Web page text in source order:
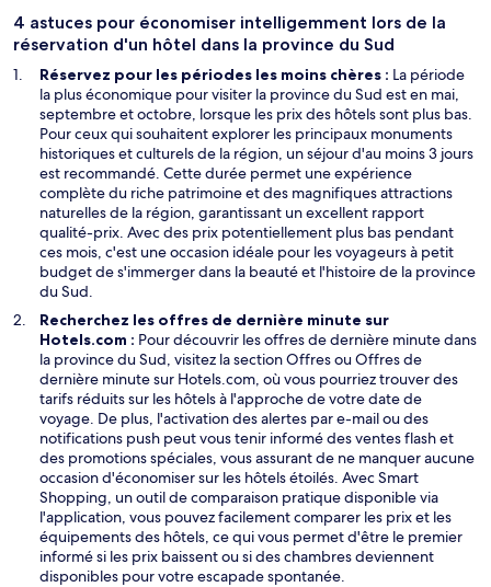
r
e
4 astuces pour économiser intelligemment lors de la
réservation d'un hôtel dans la province du Sud
Réservez pour les périodes les moins chères : La période
la plus économique pour visiter la province du Sud est en mai,
septembre et octobre, lorsque les prix des hôtels sont plus bas.
Pour ceux qui souhaitent explorer les principaux monuments
historiques et culturels de la région, un séjour d'au moins 3 jours
est recommandé. Cette durée permet une expérience
complète du riche patrimoine et des magnifiques attractions
naturelles de la région, garantissant un excellent rapport
qualité-prix. Avec des prix potentiellement plus bas pendant
ces mois, c'est une occasion idéale pour les voyageurs à petit
budget de s'immerger dans la beauté et l'histoire de la province
du Sud.
Recherchez les offres de dernière minute sur
Hotels.com : Pour découvrir les offres de dernière minute dans
la province du Sud, visitez la section Offres ou Offres de
dernière minute sur Hotels.com, où vous pourriez trouver des
tarifs réduits sur les hôtels à l'approche de votre date de
voyage. De plus, l'activation des alertes par e-mail ou des
notifications push peut vous tenir informé des ventes flash et
des promotions spéciales, vous assurant de ne manquer aucune
occasion d'économiser sur les hôtels étoilés. AvecSmart
Shopping
’
o
u
v
, un outil de comparaison pratique disponible via
l'application, vous pouvez facilement comparer les prix et les
équipements des hôtels, ce qui vous permet d'être le premier
informé si les prix baissent ou si des chambres deviennent
disponibles pour votre escapade spontanée.